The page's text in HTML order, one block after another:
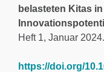
belasteten Kitas
Heft 1, Januar 2024.
https://doi.org/